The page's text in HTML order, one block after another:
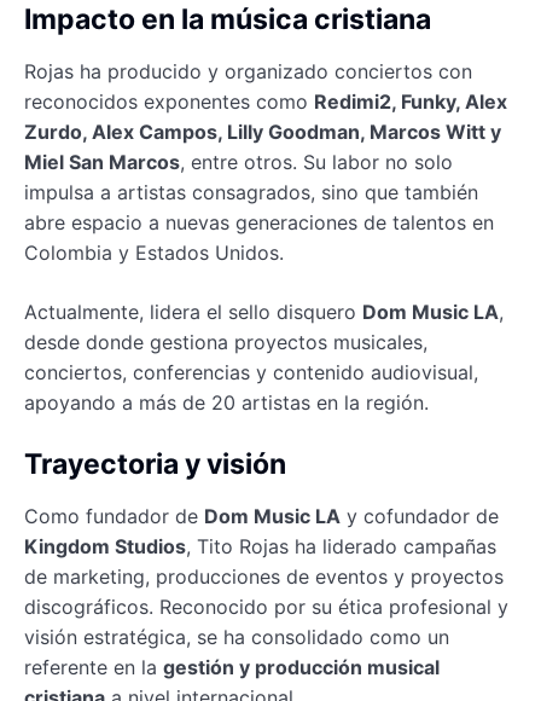
Impacto en la música cristiana
Rojas ha producido y organizado conciertos con
reconocidos exponentes como Redimi2, Funky, Alex
Zurdo, Alex Campos, Lilly Goodman, Marcos Witt y
Miel San Marcos, entre otros. Su labor no solo
impulsa a artistas consagrados, sino que también
abre espacio a nuevas generaciones de talentos en
Colombia y Estados Unidos.
Actualmente, lidera el sello disquero Dom Music LA,
desde donde gestiona proyectos musicales,
conciertos, conferencias y contenido audiovisual,
apoyando a más de 20 artistas en la región.
Trayectoria y visión
Como fundador de Dom Music LA y cofundador de
Kingdom Studios, Tito Rojas ha liderado campañas
de marketing, producciones de eventos y proyectos
discográficos. Reconocido por su ética profesional y
visión estratégica, se ha consolidado como un
referente en la gestión y producción musical